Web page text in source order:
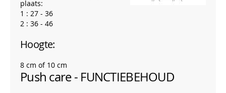
plaats:
1 : 27 - 36
2 : 36 - 46
Hoogte:
8 cm of 10 cm
Push care - FUNCTIEBEHOUD